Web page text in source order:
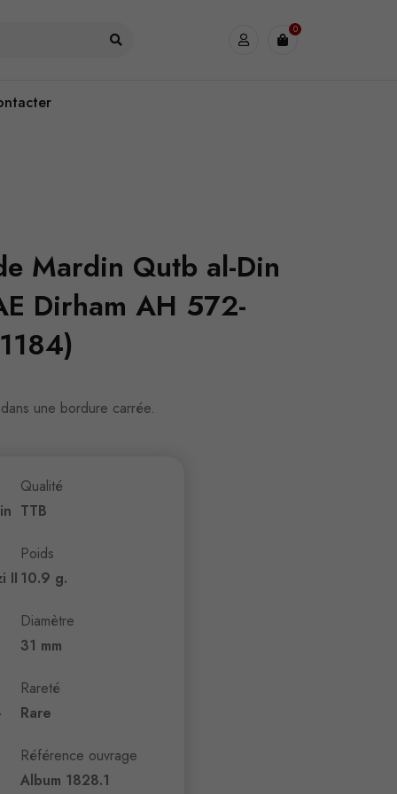
0
Mardin Qutb al-Din
Dirham AH 572-
une bordure carrée.
II
Qualité
TTB
Poids
10.9 g.
Diamètre
31 mm
Rareté
Rare
Référence ouvrage
Album 1828.1